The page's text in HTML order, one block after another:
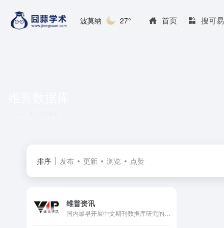
波莫纳 27° 首页 搜可易
排序 发布 更新 浏览 点赞
维普资讯